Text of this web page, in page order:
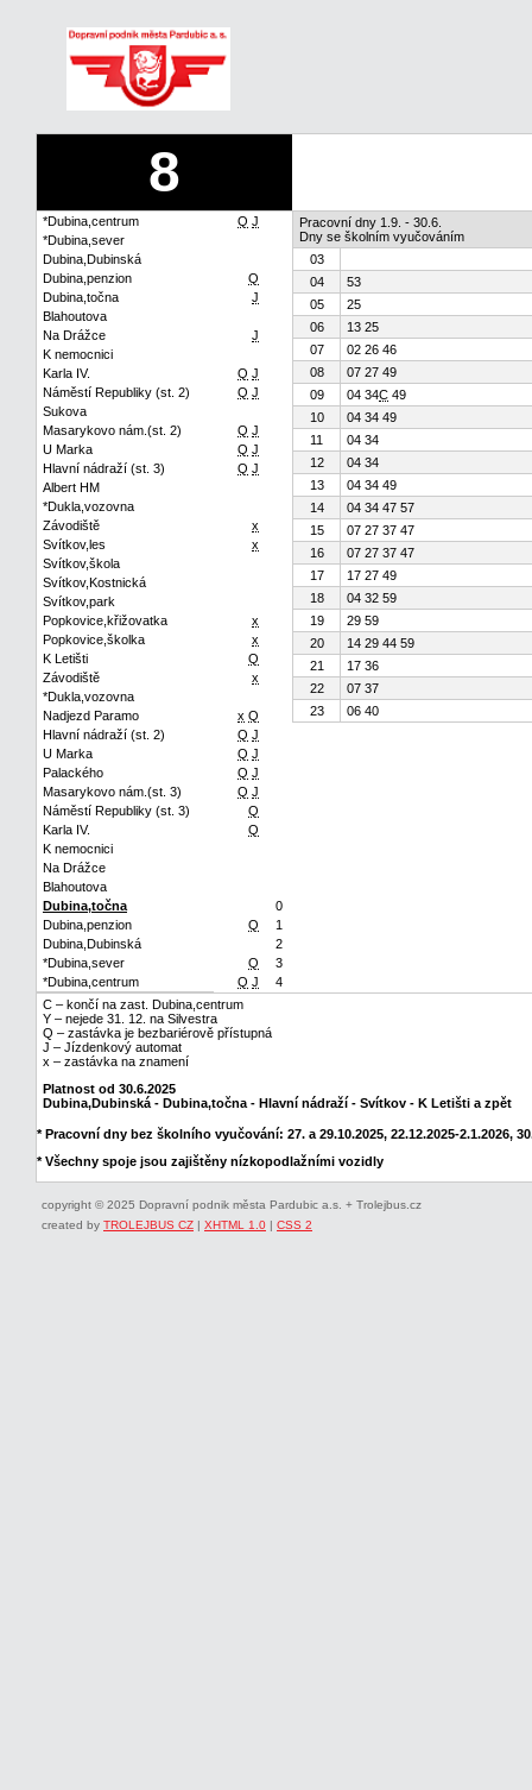
8
*Dubina,centrum Q J
*Dubina,sever
Dubina,Dubinská
Dubina,penzion
Q
Dubina,točna
J
Blahoutova
Na Drážce
J
K nemocnici
Karla IV.
Q J
Náměstí Republiky (st. 2)
Q J
Sukova
Masarykovo nám.(st. 2)
Q J
U Marka
Q J
Hlavní nádraží (st. 3)
Q J
Albert HM
*Dukla,vozovna
Závodiště
x
Svítkov,les
x
Svítkov,škola
Svítkov,Kostnická
Svítkov,park
Popkovice,křižovatka
x
Popkovice,školka
x
K Letišti
Q
Závodiště
x
*Dukla,vozovna
Nadjezd Paramo
x Q
Hlavní nádraží (st. 2)
Q J
U Marka
Q J
Palackého
Q J
Masarykovo nám.(st. 3)
Q J
Náměstí Republiky (st. 3)
Q
Karla IV.
Q
K nemocnici
Na Drážce
Blahoutova
Dubina,točna
0
Dubina,penzion
Q
1
Dubina,Dubinská
2
*Dubina,sever
Q
3
*Dubina,centrum
Q J 4
Pracovní dny 1.9. - 30.6.
Dny se školním vyučováním
03
04
53
05
25
06
13 25
07
02 26 46
08
07 27 49
09
04 34C 49
10
04 34 49
11
04 34
12
04 34
13
04 34 49
14
04 34 47 57
15
07 27 37 47
16
07 27 37 47
17
17 27 49
18
04 32 59
19
29 59
20
14 29 44 59
21
17 36
22
07 37
23
06 40
C – končí na zast. Dubina,centrum
Y – nejede 31. 12. na Silvestra
Q – zastávka je bezbariérově přístupná
J – Jízdenkový automat
x – zastávka na znamení
Platnost od 30.6.2025
Dubina,Dubinská - Dubina,točna - Hlavní nádraží - Svítkov - K Letišti a zpět
* Pracovní dny bez školního vyučování: 27. a 29.10.2025, 22.12.2025-2.1.2026,
* Všechny spoje jsou zajištěny nízkopodlažními vozidly
copyright © 2025 Dopravní podnik města Pardubic a.s. + Trolejbus.cz
created by TROLEJBUS CZ | XHTML 1.0 | CSS 2